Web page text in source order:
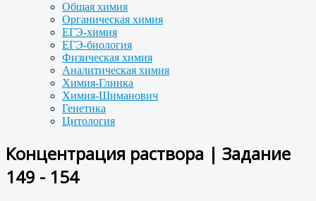
Общая химия
Органическая химия
ЕГЭ-химия
ЕГЭ-биология
Физическая химия
Аналитическая химия
Химия-Глинка
Химия-Шиманович
Генетика
Цитология
Концентрация раствора | Задание
149 - 154